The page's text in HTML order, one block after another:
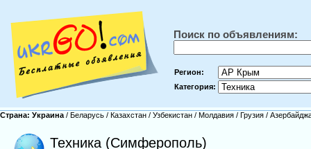
Поиск по объявлениям:
Регион:
Категория:
Страна: Украина / Беларусь / Казахстан / Узбекистан / Молдавия / Грузия /
Техника (Симферополь)